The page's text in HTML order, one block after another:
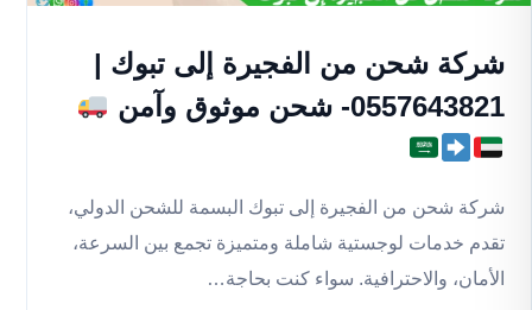
شركة شحن من الفجيرة إلى تبوك |
0557643821- شحن موثوق وآمن
شركة شحن من الفجيرة إلى تبوك البسمة للشحن الدولي،
تقدم خدمات لوجستية شاملة ومتميزة تجمع بين السرعة،
الأمان، والاحترافية. سواء كنت بحاجة…